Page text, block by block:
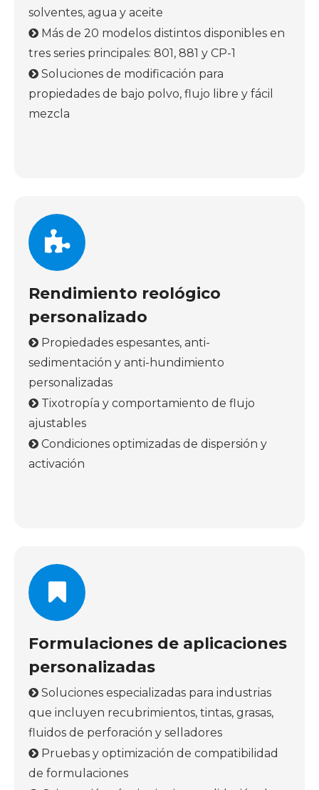
solventes, agua y aceite
 Más de 20 modelos distintos disponibles en
tres series principales: 801, 881 y CP-1
 Soluciones de modificación para
propiedades de bajo polvo, flujo libre y fácil
mezcla
Rendimiento reológico
personalizado
 Propiedades espesantes, anti-
sedimentación y anti-hundimiento
personalizadas
 Tixotropía y comportamiento de flujo
ajustables
 Condiciones optimizadas de dispersión y
activación
Formulaciones de aplicaciones
personalizadas
 Soluciones especializadas para industrias
que incluyen recubrimientos, tintas, grasas,
fluidos de perforación y selladores
 Pruebas y optimización de compatibilidad
de formulaciones